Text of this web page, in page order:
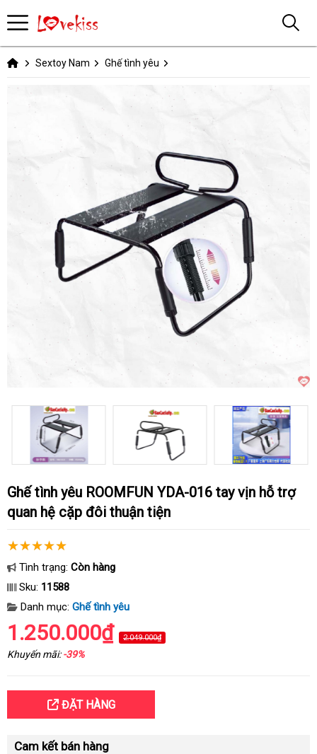
Sextoy Nam Ghế tình yêu
Ghế tình yêu ROOMFUN YDA-016 tay vịn hỗ trợ
quan hệ cặp đôi thuận tiện
Tình trạng: Còn hàng
Sku: 11588
Danh mục: Ghế tình yêu
1.250.000₫ 2.049.000₫
Khuyến mãi:-39%
ĐẶT HÀNG
Cam kết bán hàng